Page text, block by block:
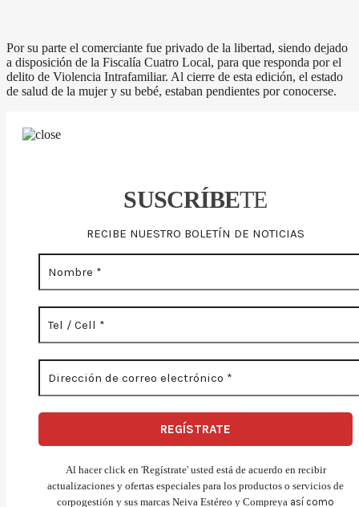
Por su parte el comerciante fue privado de la libertad, siendo dejado
a disposición de la Fiscalía Cuatro Local, para que responda por el
delito de Violencia Intrafamiliar. Al cierre de esta edición, el estado
de salud de la mujer y su bebé, estaban pendientes por conocerse.
SUSCRÍBETE
RECIBE NUESTRO BOLETÍN DE NOTICIAS
Al hacer click en 'Regístrate' usted está de acuerdo en recibir
actualizaciones y ofertas especiales para los productos o servicios de
corpogestión y sus marcas Neiva Estéreo y Compreya así como